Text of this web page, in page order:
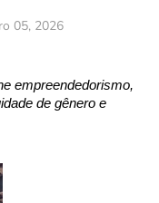
05, 2026
empreendedorismo,
de gênero e